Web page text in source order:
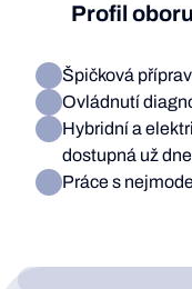
Profil oboru
Špičková
Ovládnutí
Hybridní a
dostupná už
Práce s